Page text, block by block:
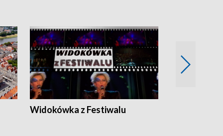
Widokówka z Festiwalu